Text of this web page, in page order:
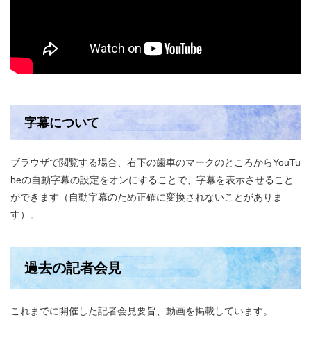
字幕について
ブラウザで閲覧する場合、右下の歯車のマークのところからYouTu
beの自動字幕の設定をオンにすることで、字幕を表示させること
ができます（自動字幕のため正確に変換されないことがありま
す）。
過去の記者会見
これまでに開催した記者会見要旨、動画を掲載しています。